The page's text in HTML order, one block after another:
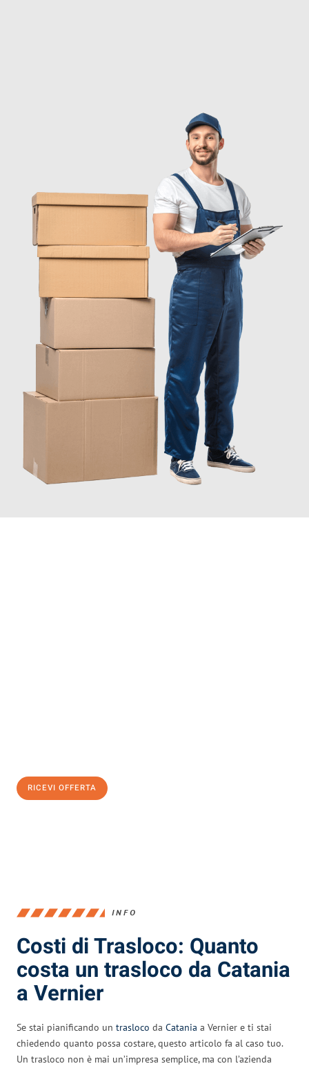
RICEVI OFFERTA
INFO
Costi di Trasloco: Quanto
costa un trasloco da Catania
a Vernier
Se stai pianificando un trasloco da Catania a Vernier e ti stai
chiedendo quanto possa costare, questo articolo fa al caso tuo.
Un trasloco non è mai un’impresa semplice, ma con l’azienda